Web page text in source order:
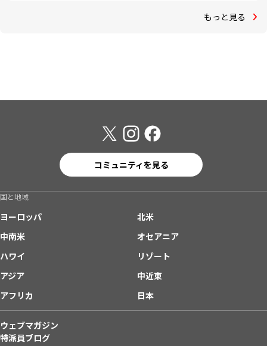
もっと見る
コミュニティを見る
国と地域
ヨーロッパ
北米
中南米
オセアニア
ハワイ
リゾート
アジア
中近東
アフリカ
日本
ウェブマガジン
特派員ブログ